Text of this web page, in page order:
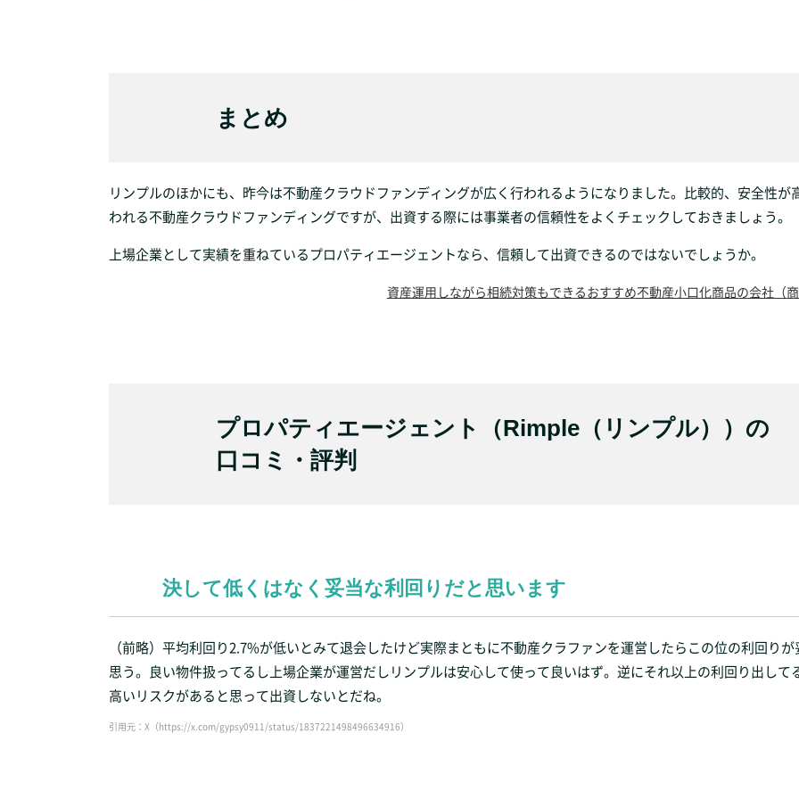
まとめ
リンプルのほかにも、昨今は不動産クラウドファンディングが広く行われるようになりました。比較的、安全性が
われる不動産クラウドファンディングですが、出資する際には事業者の信頼性をよくチェックしておきましょう。
上場企業として実績を重ねているプロパティエージェントなら、信頼して出資できるのではないでしょうか。
資産運用しながら相続対策もできるおすすめ不動産小口化商品の会社（
プロパティエージェント（Rimple（リンプル））の
口コミ・評判
決して低くはなく妥当な利回りだと思います
（前略）平均利回り2.7%が低いとみて退会したけど実際まともに不動産クラファンを運営したらこの位の利回りが
思う。良い物件扱ってるし上場企業が運営だしリンプルは安心して使って良いはず。逆にそれ以上の利回り出して
高いリスクがあると思って出資しないとだね。
引用元：X（https://x.com/gypsy0911/status/1837221498496634916）